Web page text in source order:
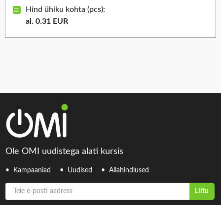
Hind ühiku kohta (pcs):
al. 0.31 EUR
Ole OMI uudistega alati kursis
Kampaaniad Uudised Allahindlused
Teie e-posti aadress
Liitu